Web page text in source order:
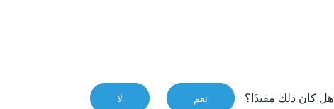
هل كان ذلك مفيدًا؟ نعم لا